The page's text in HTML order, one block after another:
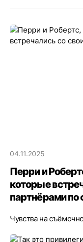
04.11.2025
Перри и
которые
партнёрами
Чувства на